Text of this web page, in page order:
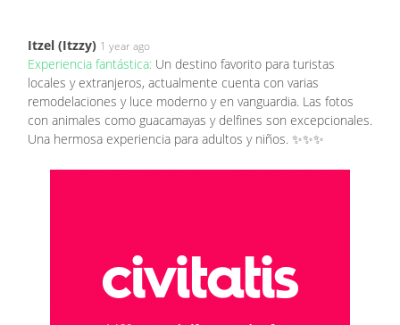
Itzel (Itzzy) 1 year ago
Experiencia fantástica: Un destino favorito para turistas
locales y extranjeros, actualmente cuenta con varias
remodelaciones y luce moderno y en vanguardia. Las fotos
con animales como guacamayas y delfines son excepcionales.
Una hermosa experiencia para adultos y niños. ✨️✨️✨️